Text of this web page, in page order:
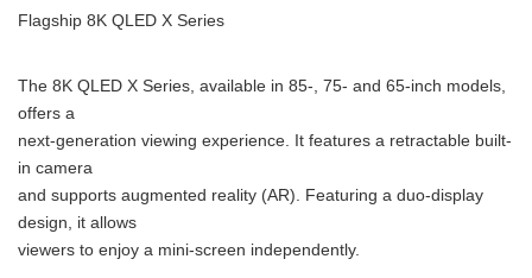
Flagship 8K QLED X Series
The 8K QLED X Series, available in 85-, 75- and 65-inch models,
offers a
next-generation viewing experience. It features a retractable built-
in camera
and supports augmented reality (AR). Featuring a duo-display
design, it allows
viewers to enjoy a mini-screen independently.